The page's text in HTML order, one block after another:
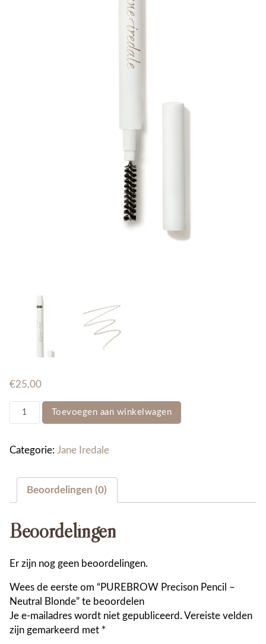
€25,00
PUREBROW
Precison
-
Blonde
aantal
Toevoegen aan winkelwagen
Categorie: Jane Iredale
Beoordelingen (0)
Beoordelingen
Er zijn nog geen beoordelingen.
Wees de eerste om “PUREBROW Precison Pencil –
Neutral Blonde” te beoordelen
Je e-mailadres wordt niet gepubliceerd. Vereiste velden
zijn gemarkeerd met *